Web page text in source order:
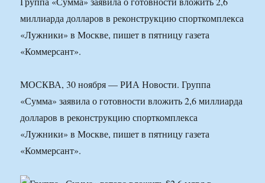
миллиарда долларов в реконструкцию спорткомплекса
«Лужники» в Москве, пишет в пятницу газета
«Коммерсант».
МОСКВА, 30 ноября — РИА Новости. Группа
«Сумма» заявила о готовности вложить 2,6 миллиарда
долларов в реконструкцию спорткомплекса
«Лужники» в Москве, пишет в пятницу газета
«Коммерсант».